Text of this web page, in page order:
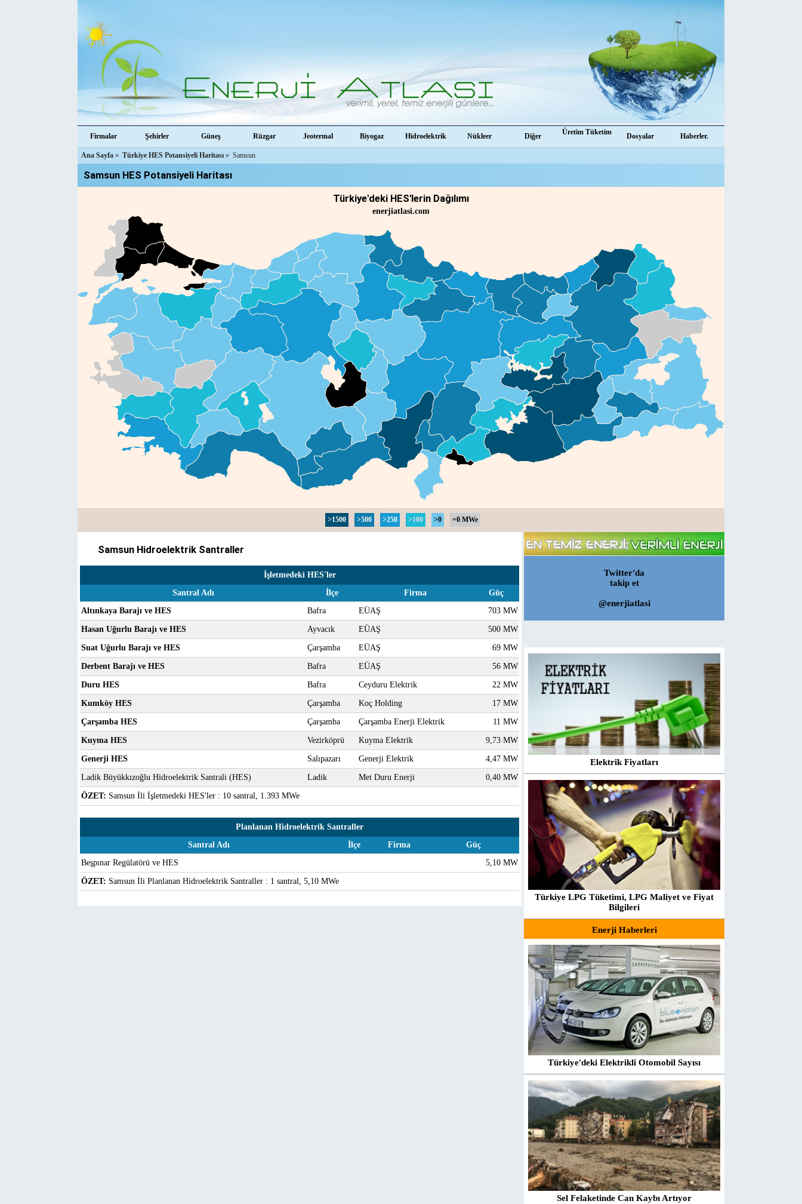
Firmalar Şehirler Güneş Rüzgar Jeotermal Biyogaz Hidroelektrik Nükleer Diğer Üretim Tüketim Dosyalar Haberler.
Ana Sayfa » Türkiye HES Potansiyeli Haritası » Samsun
Samsun HES Potansiyeli Haritası
Türkiye'deki HES'lerin Dağılımı
enerjiatlasi.com
>1500 >500 >250 >100 >0 =0 MWe
Samsun Hidroelektrik Santraller
İşletmedeki HES'ler
Santral Adı
İlçe Firma
Güç
Altınkaya Barajı ve HES
Bafra EÜAŞ 703 MW
Hasan Uğurlu Barajı ve HES Ayvacık EÜAŞ 500 MW
Suat Uğurlu Barajı ve HES Çarşamba EÜAŞ 69 MW
Derbent Barajı ve HES Bafra EÜAŞ 56 MW
Duru HES Bafra Ceyduru Elektrik 22 MW
Kumköy HES Çarşamba Koç Holding 17 MW
Çarşamba HES Çarşamba Çarşamba Enerji Elektrik 11 MW
Kuyma HES Vezirköprü Kuyma Elektrik 9,73 MW
Generji HES Salıpazarı Generji Elektrik 4,47 MW
Ladik Büyükkızoğlu Hidroelektrik Santrali (HES) Ladik Met Duru Enerji 0,40 MW
ÖZET: Samsun İli İşletmedeki HES'ler : 10 santral, 1.393 MWe
Planlanan Hidroelektrik Santraller
Santral Adı
İlçe Firma
Güç
Beşpınar Regülatörü ve HES
5,10 MW
ÖZET: Samsun İli Planlanan Hidroelektrik Santraller : 1 santral, 5,10 MWe
Twitter'da
takip et
@enerjiatlasi
Elektrik Fiyatları
Türkiye LPG Tüketimi, LPG Maliyet ve Fiyat
Bilgileri
Enerji Haberleri
Türkiye'deki Elektrikli Otomobil Sayısı
Sel Felaketinde Can Kaybı Artıyor